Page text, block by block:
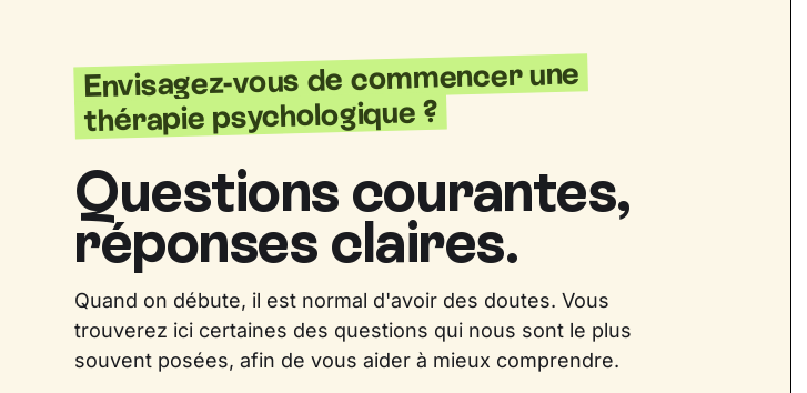
Envisagez-vous de commencer une
thérapie psychologique ?
Questions courantes,
réponses claires.
Quand on débute, il est normal d'avoir des doutes. Vous
trouverez ici certaines des questions qui nous sont le plus
souvent posées, afin de vous aider à mieux comprendre.